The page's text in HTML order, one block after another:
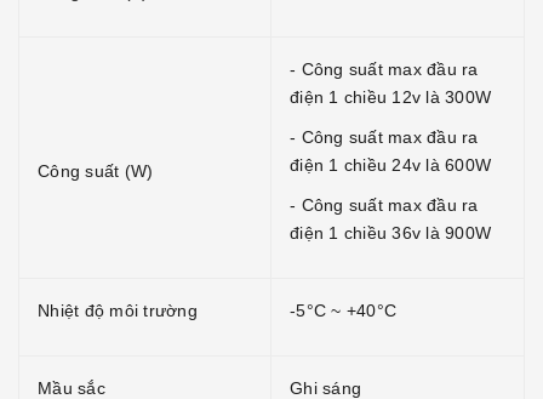
Công suất (W)
- Công suất max đầu ra
điện 1 chiều 12v là 300W
- Công suất max đầu ra
điện 1 chiều 24v là 600W
- Công suất max đầu ra
điện 1 chiều 36v là 900W
Nhiệt độ môi trường -5°C ~ +40°C
Mầu sắc Ghi sáng